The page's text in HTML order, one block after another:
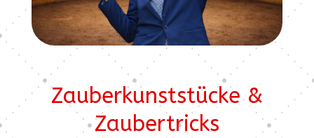
Zauberkunststücke &
Zaubertricks